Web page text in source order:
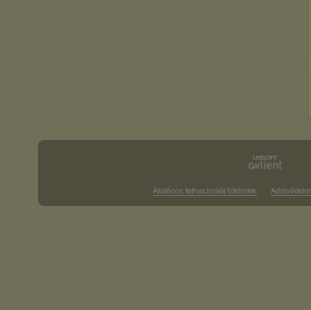
Általános felhasználói feltételek